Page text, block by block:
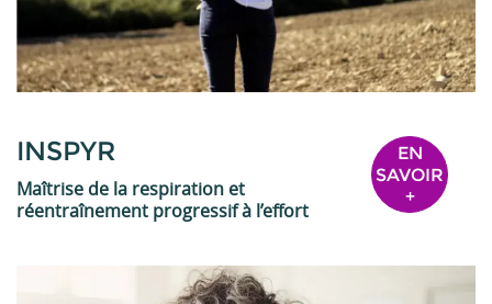
INSPYR
Maîtrise de la respiration et
réentraînement progressif à l’effort
EN
SAVOIR
+